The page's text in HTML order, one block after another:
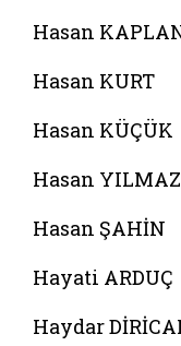
Hasan
Hasan KURT
Hasan KÜÇÜK
Hasan YILMAZ
Hasan ŞAHİN
Hayati ARDUÇ
Haydar